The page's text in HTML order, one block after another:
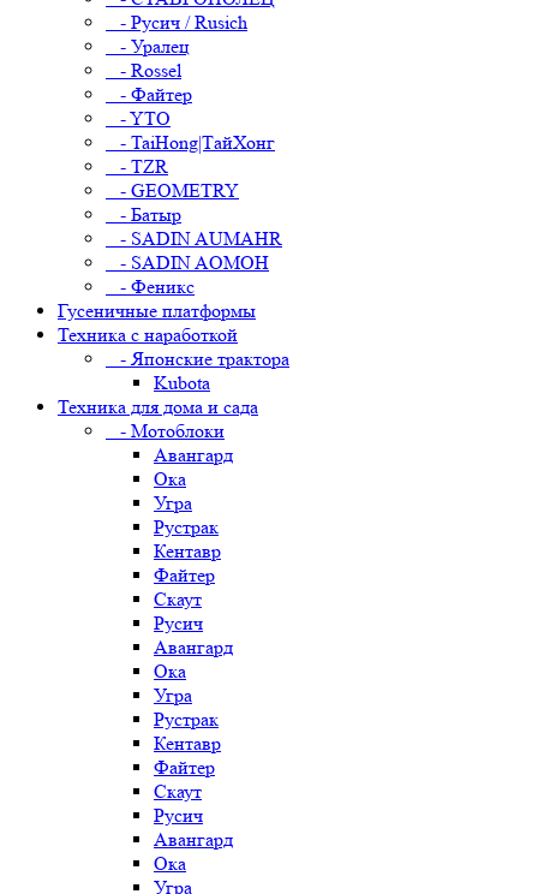
- Русич / Rusich
- Уралец
- Rossel
- Файтер
- YTO
- TaiHong|ТайХонг
- TZR
- GEOMETRY
- Батыр
- SADIN AUMAHR
- SADIN AOMOH
- Феникс
Гусеничные платформы
Техника с наработкой
- Японские трактора
Kubota
Техника для дома и сада
- Мотоблоки
Авангард
Ока
Угра
Рустрак
Кентавр
Файтер
Скаут
Русич
Авангард
Ока
Угра
Рустрак
Кентавр
Файтер
Скаут
Русич
Авангард
Ока
Угра